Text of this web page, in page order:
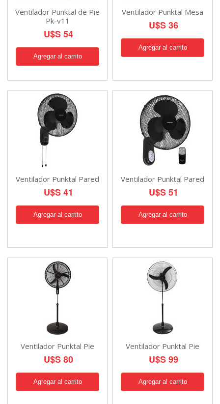
Ventilador Punktal de Pie
Pk-v11
U$S 54
Ventilador Punktal Mesa
U$S 36
Ventilador Punktal Pared
U$S 41
Ventilador Punktal Pared
U$S 51
Ventilador Punktal Pie
U$S 80
Ventilador Punktal Pie
U$S 99